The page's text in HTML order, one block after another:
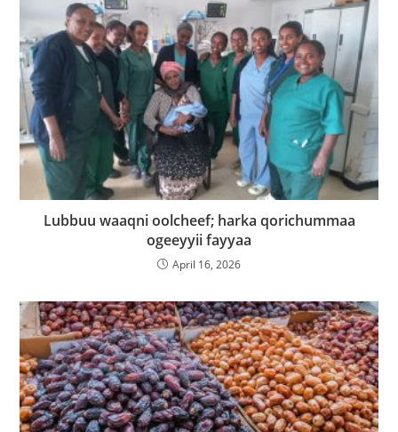
Lubbuu waaqni oolcheef; harka qorichummaa
ogeeyyii fayyaa
April 16, 2026